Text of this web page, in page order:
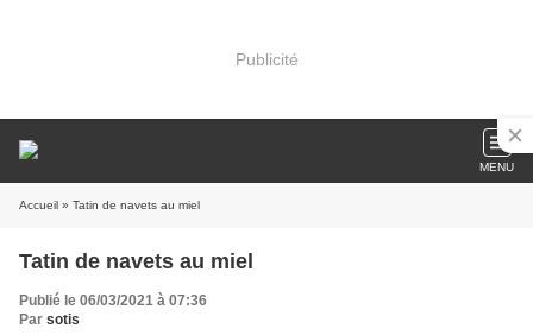
Publicité
MENU
Accueil » Tatin de navets au miel
Tatin de navets au miel
Publié le 06/03/2021 à 07:36
Par sotis